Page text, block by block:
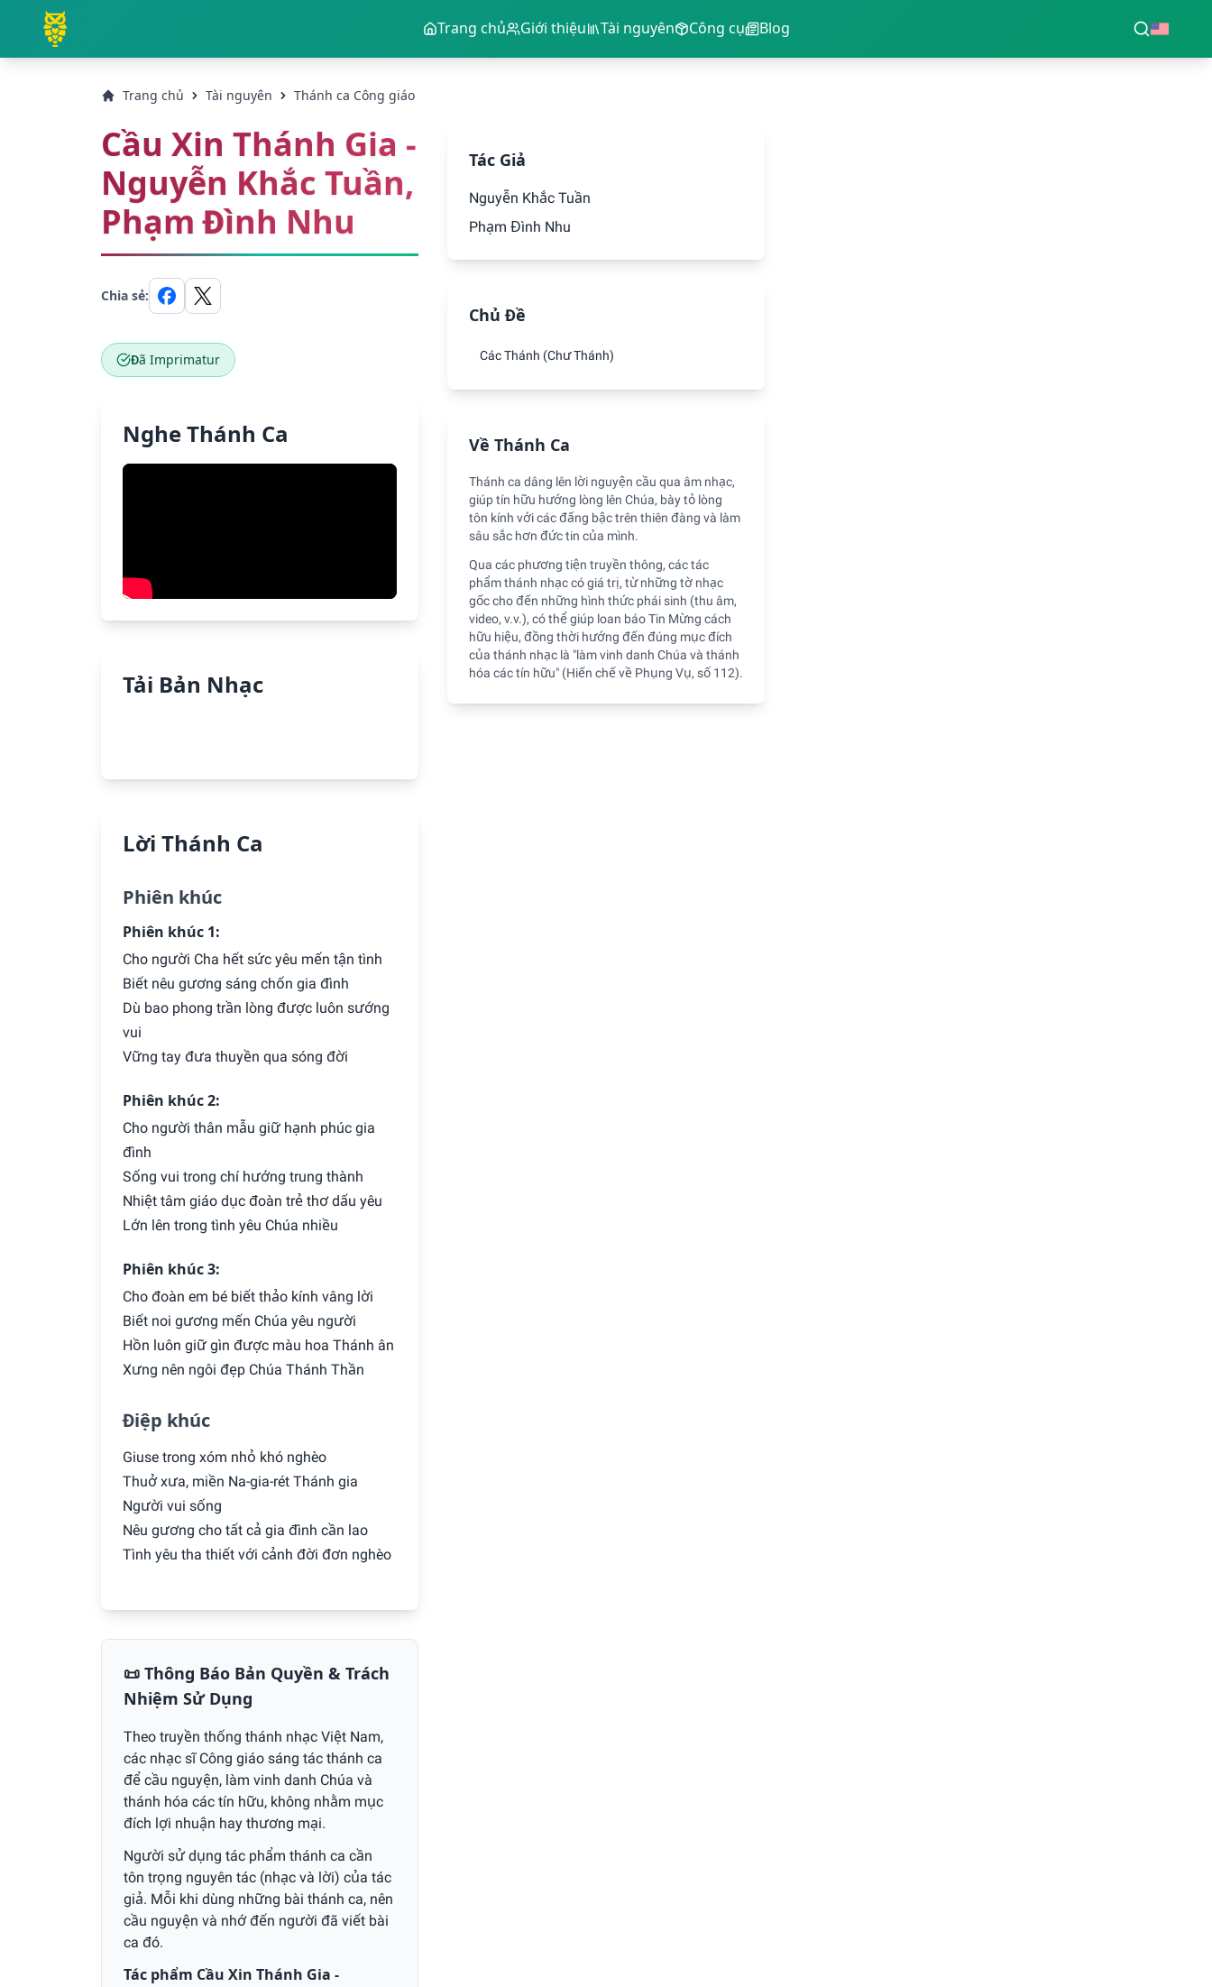
Trang chủ Giới thiệu Tài nguyên Công cụ Blog
Trang chủ Tài nguyên Thánh ca Công giáo
Cầu Xin Thánh Gia -
Nguyễn Khắc Tuần,
Phạm Đình Nhu
Chia sẻ:
Đã Imprimatur
Nghe Thánh Ca
Tải Bản Nhạc
Lời Thánh Ca
Phiên khúc
Phiên khúc 1:
Cho người Cha hết sức yêu mến tận tình
Biết nêu gương sáng chốn gia đình
Dù bao phong trần lòng được luôn sướng
vui
Vững tay đưa thuyền qua sóng đời
Phiên khúc 2:
Cho người thân mẫu giữ hạnh phúc gia
đình
Sống vui trong chí hướng trung thành
Nhiệt tâm giáo dục đoàn trẻ thơ dấu yêu
Lớn lên trong tình yêu Chúa nhiều
Phiên khúc 3:
Cho đoàn em bé biết thảo kính vâng lời
Biết noi gương mến Chúa yêu người
Hồn luôn giữ gìn được màu hoa Thánh ân
Xưng nên ngôi đẹp Chúa Thánh Thần
Điệp khúc
Giuse trong xóm nhỏ khó nghèo
Thuở xưa, miền Na-gia-rét Thánh gia
Người vui sống
Nêu gương cho tất cả gia đình cần lao
Tình yêu tha thiết với cảnh đời đơn nghèo
📜 Thông Báo Bản Quyền & Trách
Nhiệm Sử Dụng
Theo truyền thống thánh nhạc Việt Nam,
các nhạc sĩ Công giáo sáng tác thánh ca
để cầu nguyện, làm vinh danh Chúa và
thánh hóa các tín hữu, không nhằm mục
đích lợi nhuận hay thương mại.
Người sử dụng tác phẩm thánh ca cần
tôn trọng nguyên tác (nhạc và lời) của tác
giả. Mỗi khi dùng những bài thánh ca, nên
cầu nguyện và nhớ đến người đã viết bài
ca đó.
Tác phẩm Cầu Xin Thánh Gia -
Tác Giả
Nguyễn Khắc Tuần
Phạm Đình Nhu
Chủ Đề
Các Thánh (Chư Thánh)
Về Thánh Ca
Thánh ca dâng lên lời nguyện cầu qua âm nhạc,
giúp tín hữu hướng lòng lên Chúa, bày tỏ lòng
tôn kính với các đấng bậc trên thiên đàng và làm
sâu sắc hơn đức tin của mình.
Qua các phương tiện truyền thông, các tác
phẩm thánh nhạc có giá trị, từ những tờ nhạc
gốc cho đến những hình thức phái sinh (thu âm,
video, v.v.), có thể giúp loan báo Tin Mừng cách
hữu hiệu, đồng thời hướng đến đúng mục đích
của thánh nhạc là "làm vinh danh Chúa và thánh
hóa các tín hữu" (Hiến chế về Phụng Vụ, số 112).